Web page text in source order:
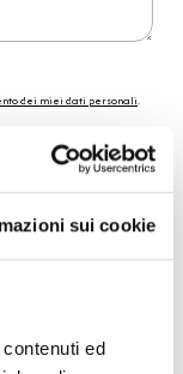
sui cookie
ed
dei miei dati personali.